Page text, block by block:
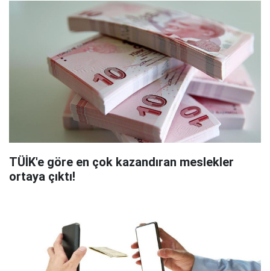
TÜİK'e göre en çok kazandıran meslekler
ortaya çıktı!